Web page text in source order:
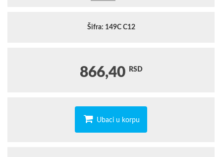
Šifra: 149C C12
866,40 RSD
Ubaci u korpu